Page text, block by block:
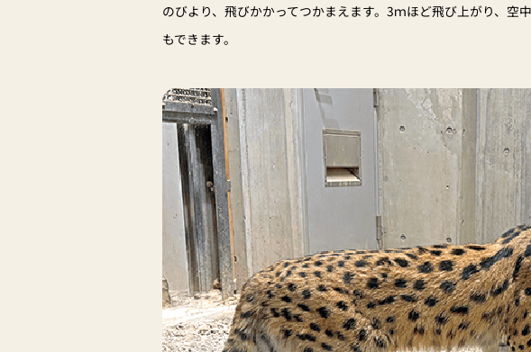
のびより、飛びかかってつかまえます。3ｍほど飛び上がり、空
もできます。